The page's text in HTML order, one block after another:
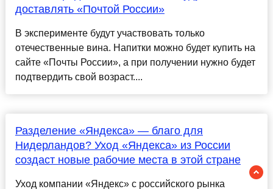
доставлять «Почтой России»
В эксперименте будут участвовать только
отечественные вина. Напитки можно будет купить на
сайте «Почты России», а при получении нужно будет
подтвердить свой возраст....
Разделение «Яндекса» — благо для
Нидерландов? Уход «Яндекса» из России
создаст новые рабочие места в этой стране
Уход компании «Яндекс» с российского рынка